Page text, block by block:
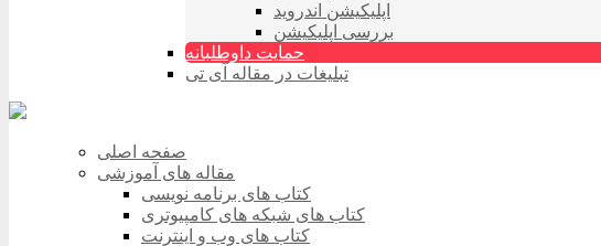
اپلیکیشن اندروید
بررسی اپلیکیشن
حمایت داوطلبانه
تبلیغات در مقاله آی تی
صفحه اصلی
مقاله های آموزشی
کتاب های برنامه نویسی
کتاب های شبکه های کامپیوتری
کتاب های وب و اینترنت